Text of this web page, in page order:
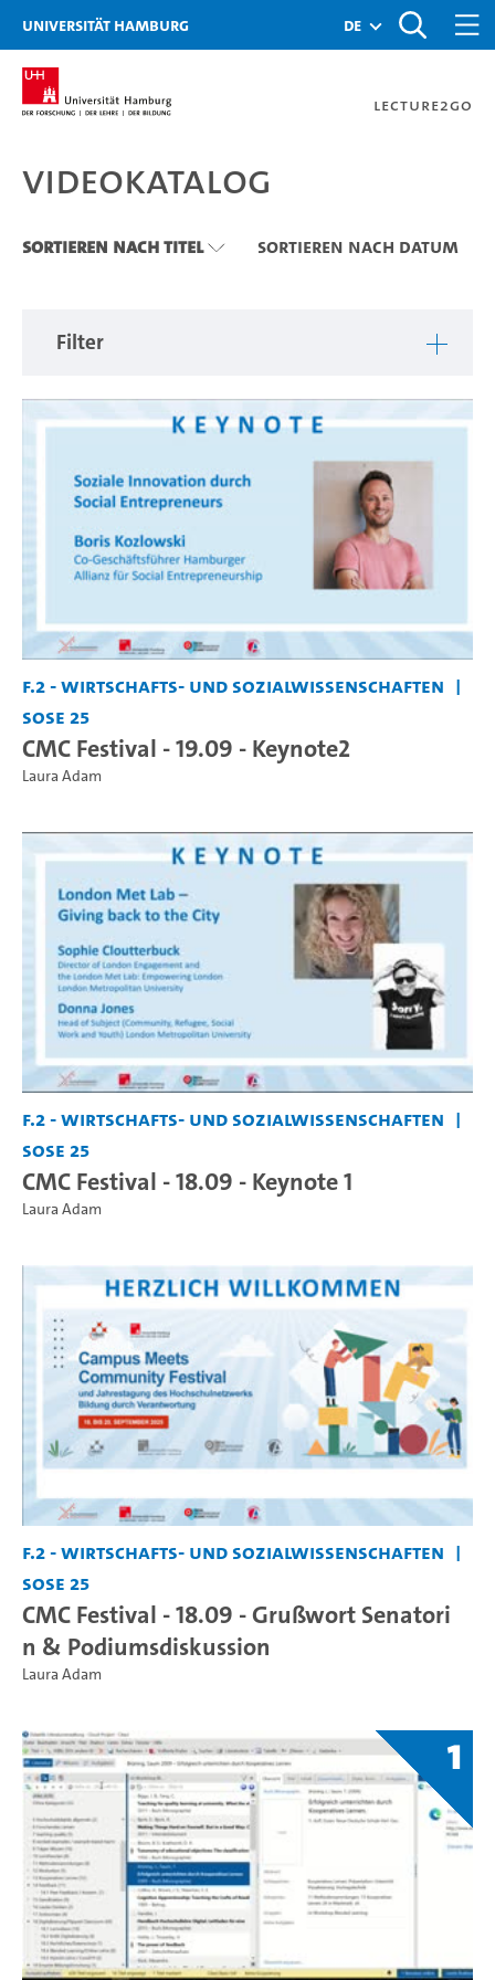
Zu den Filtern
Zur Metanavigation
Zur Hauptnavigation
Zur Suche
Zum Inhalt
Zum Seitenfuss
Universität Hamburg de
Lecture2Go
Videokatalog
Videokatalog
Sortieren nach Titel Sortieren nach Datum
Filter
F.2 - Wirtschafts- und Sozialwissenschaften
SoSe 25
CMC Festival - 19.09 - Keynote2
Laura Adam
F.2 - Wirtschafts- und Sozialwissenschaften
SoSe 25
CMC Festival - 18.09 - Keynote 1
Laura Adam
F.2 - Wirtschafts- und Sozialwissenschaften
SoSe 25
CMC Festival - 18.09 - Grußwort Senatori
n & Podiumsdiskussion
Laura Adam
1